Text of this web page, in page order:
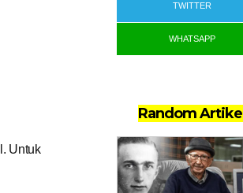
Untuk
TWITTER
WHATSAPP
Random Artikel